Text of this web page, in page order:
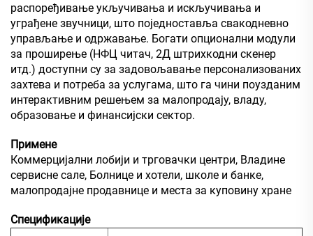
распоређивање укључивања и искључивања и
уграђене звучници, што поједноставља свакодневно
управљање и одржавање. Богати опционални модули
за проширење (НФЦ читач, 2Д штрихкодни скенер
итд.) доступни су за задовољавање персонализованих
захтева и потреба за услугама, што га чини поузданим
интерактивним решењем за малопродају, владу,
образовање и финансијски сектор.
Примене
Коммерцијални лобији и трговачки центри, Владине
сервисне сале, Болнице и хотели, школе и банке,
малопродајне продавнице и места за куповину хране
Спецификације